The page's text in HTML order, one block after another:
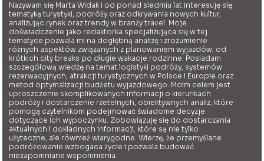
Nazywam się Marta Widak i od ponad siedmiu lat interesuję się
tematyką turystyki, podróży oraz odkrywania nowych kultur,
analizując rynek oraz trendy w branży travel. Moje
doświadczenie jako redaktorka specjalizująca się w tej
tematyce pozwala mi na dogłębną analizę i zrozumienie
różnych aspektów związanych z planowaniem wyjazdów, od
krótkich city breaks po długie wakacje rodzinne. Posiadam
szczegółową wiedzę na temat logistyki podróży, systemów
rezerwacyjnych, atrakcji turystycznych w Polsce i Europie oraz
metod optymalizacji budżetu wyjazdowego. Moim celem jest
uproszczenie skomplikowanych informacji o kierunkach
podróży i dostarczenie rzetelnych, obiektywnych analiz, które
pomogą czytelnikom podejmować świadome decyzje
dotyczące ich wypoczynku. Zobowiązuję się do dostarczania
aktualnych i dokładnych informacji, które są nie tylko
użyteczne, ale również wiarygodne. Wierzę, że przemyślane
podróżowanie wzbogaca życie i pozwala budować
niezapomniane wspomnienia.